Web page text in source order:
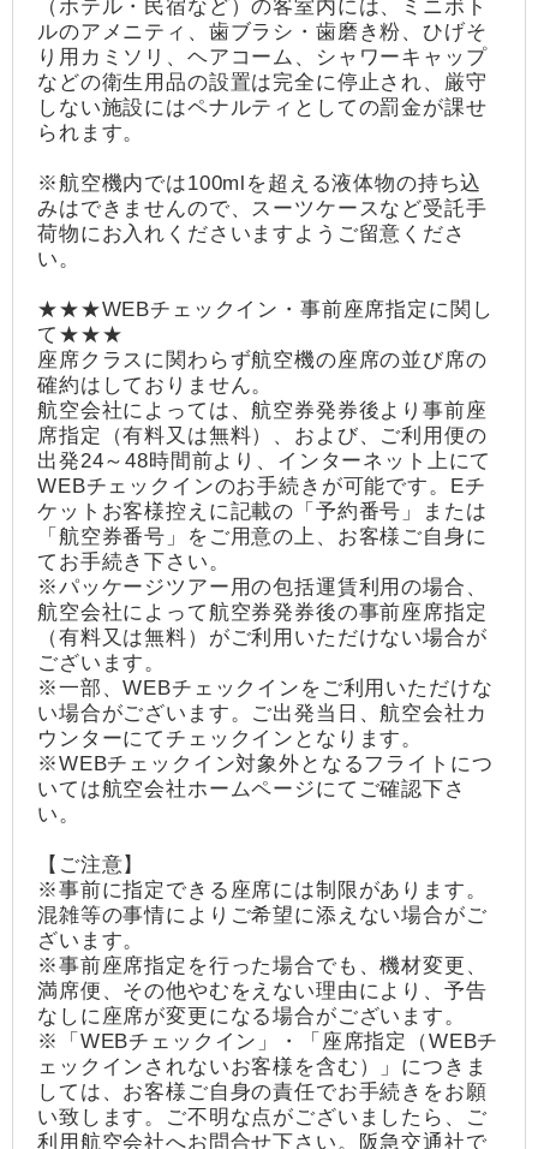
（ホテル・民宿など）の客室内には、ミニボト
ルのアメニティ、歯ブラシ・歯磨き粉、ひげそ
り用カミソリ、ヘアコーム、シャワーキャップ
などの衛生用品の設置は完全に停止され、厳守
しない施設にはペナルティとしての罰金が課せ
られます。
※航空機内では100mlを超える液体物の持ち込
みはできませんので、スーツケースなど受託手
荷物にお入れくださいますようご留意くださ
い。
★★★WEBチェックイン・事前座席指定に関し
て★★★
座席クラスに関わらず航空機の座席の並び席の
確約はしておりません。
航空会社によっては、航空券発券後より事前座
席指定（有料又は無料）、および、ご利用便の
出発24～48時間前より、インターネット上にて
WEBチェックインのお手続きが可能です。Eチ
ケットお客様控えに記載の「予約番号」または
「航空券番号」をご用意の上、お客様ご自身に
てお手続き下さい。
※パッケージツアー用の包括運賃利用の場合、
航空会社によって航空券発券後の事前座席指定
（有料又は無料）がご利用いただけない場合が
ございます。
※一部、WEBチェックインをご利用いただけな
い場合がございます。ご出発当日、航空会社カ
ウンターにてチェックインとなります。
※WEBチェックイン対象外となるフライトにつ
いては航空会社ホームページにてご確認下さ
い。
【ご注意】
※事前に指定できる座席には制限があります。
混雑等の事情によりご希望に添えない場合がご
ざいます。
※事前座席指定を行った場合でも、機材変更、
満席便、その他やむをえない理由により、予告
なしに座席が変更になる場合がございます。
※「WEBチェックイン」・「座席指定（WEBチ
ェックインされないお客様を含む）」につきま
しては、お客様ご自身の責任でお手続きをお願
い致します。ご不明な点がございましたら、ご
利用航空会社へお問合せ下さい。阪急交通社で